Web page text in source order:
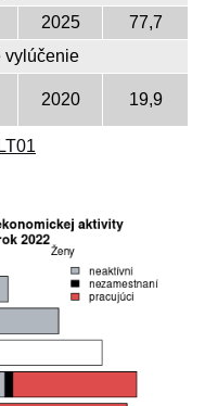
2025
77,7
vylúčenie
2020 19,9
LT01